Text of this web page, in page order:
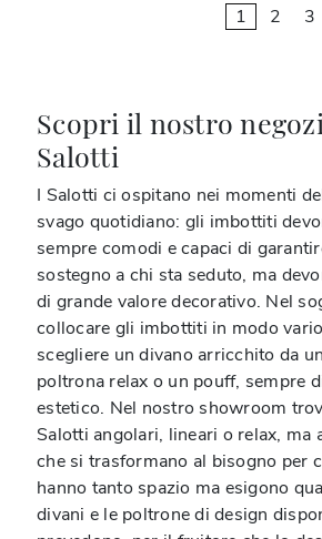
1 2 3
Scopri il nostro
Salotti
I Salotti ci ospitano nei momenti
svago quotidiano: gli imbottiti
sempre comodi e capaci di
sostegno a chi sta seduto, ma
di grande valore decorativo. Nel
collocare gli imbottiti in modo
scegliere un divano arricchito da
poltrona relax o un pouff, sempre
estetico. Nel nostro showroom
Salotti angolari, lineari o relax, ma
che si trasformano al bisogno per
hanno tanto spazio ma esigono
divani e le poltrone di design